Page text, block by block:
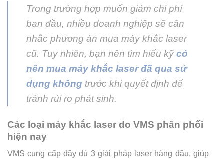
Trong trường hợp muốn giảm chi phí
ban đầu, nhiều doanh nghiệp sẽ cân
nhắc phương án mua máy khắc laser
cũ. Tuy nhiên, bạn nên tìm hiểu kỹ có
nên mua máy khắc laser đã qua sử
dụng không trước khi quyết định để
tránh rủi ro phát sinh.
Các loại máy khắc laser do VMS phân phối
hiện nay
VMS cung cấp đầy đủ 3 giải pháp laser hàng đầu, giúp